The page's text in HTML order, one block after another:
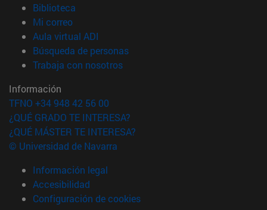
Biblioteca
Mi correo(abre en nueva ventana)
Aula virtual ADI
Búsqueda de personas(abre en nueva ventana)
Trabaja con nosotros(abre en nueva ventana)
Información
TFNO +34 948 42 56 00
¿QUÉ GRADO TE INTERESA?
¿QUÉ MÁSTER TE INTERESA?
© Universidad de Navarra
Información legal
Accesibilidad
Configuración de cookies